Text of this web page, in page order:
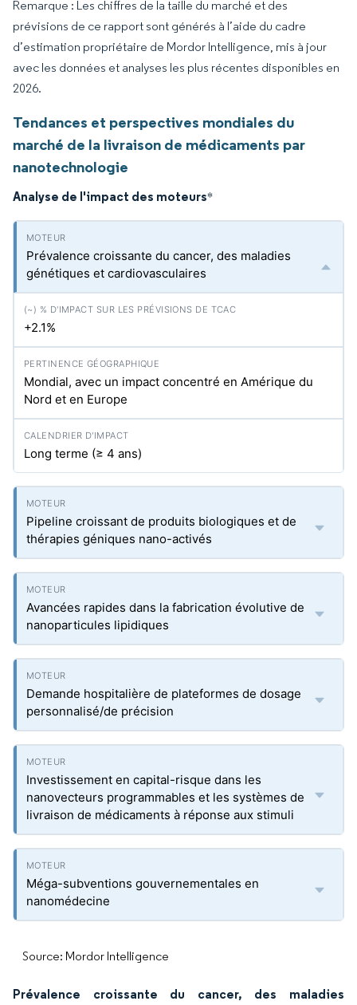
Remarque : Les chiffres de la taille du marché et des
prévisions de ce rapport sont générés à l’aide du cadre
d’estimation propriétaire de Mordor Intelligence, mis à jour
avec les données et analyses les plus récentes disponibles en
2026.
Tendances et perspectives mondiales du
marché de la livraison de médicaments par
nanotechnologie
Analyse de l'impact des moteurs*
Prévalence croissante du cancer, des maladies
génétiques et cardiovasculaires
+2.1%
Mondial, avec un impact concentré en Amérique du
Nord et en Europe
Long terme (≥ 4 ans)
Pipeline croissant de produits biologiques et de
thérapies géniques nano-activés
Avancées rapides dans la fabrication évolutive de
nanoparticules lipidiques
Demande hospitalière de plateformes de dosage
personnalisé/de précision
Investissement en capital-risque dans les
nanovecteurs programmables et les systèmes de
livraison de médicaments à réponse aux stimuli
Méga-subventions gouvernementales en
nanomédecine
Source: Mordor Intelligence
Prévalence croissante du cancer, des maladies